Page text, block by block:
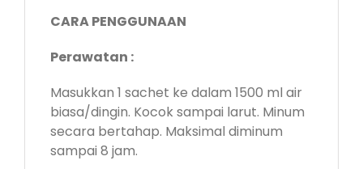
CARA PENGGUNAAN
Perawatan :
Masukkan 1 sachet ke dalam 1500 ml air
biasa/dingin. Kocok sampai larut. Minum
secara bertahap. Maksimal diminum
sampai 8 jam.